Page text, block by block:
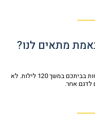
מתאים לנו?
תוכלו לנסות בביתכם במשך 120 לילות. לא
אחר.